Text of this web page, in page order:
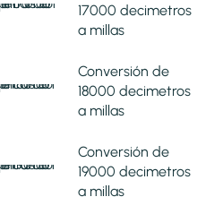
17000 decimetros
a millas
Conversión de
18000 decimetros
a millas
Conversión de
19000 decimetros
a millas